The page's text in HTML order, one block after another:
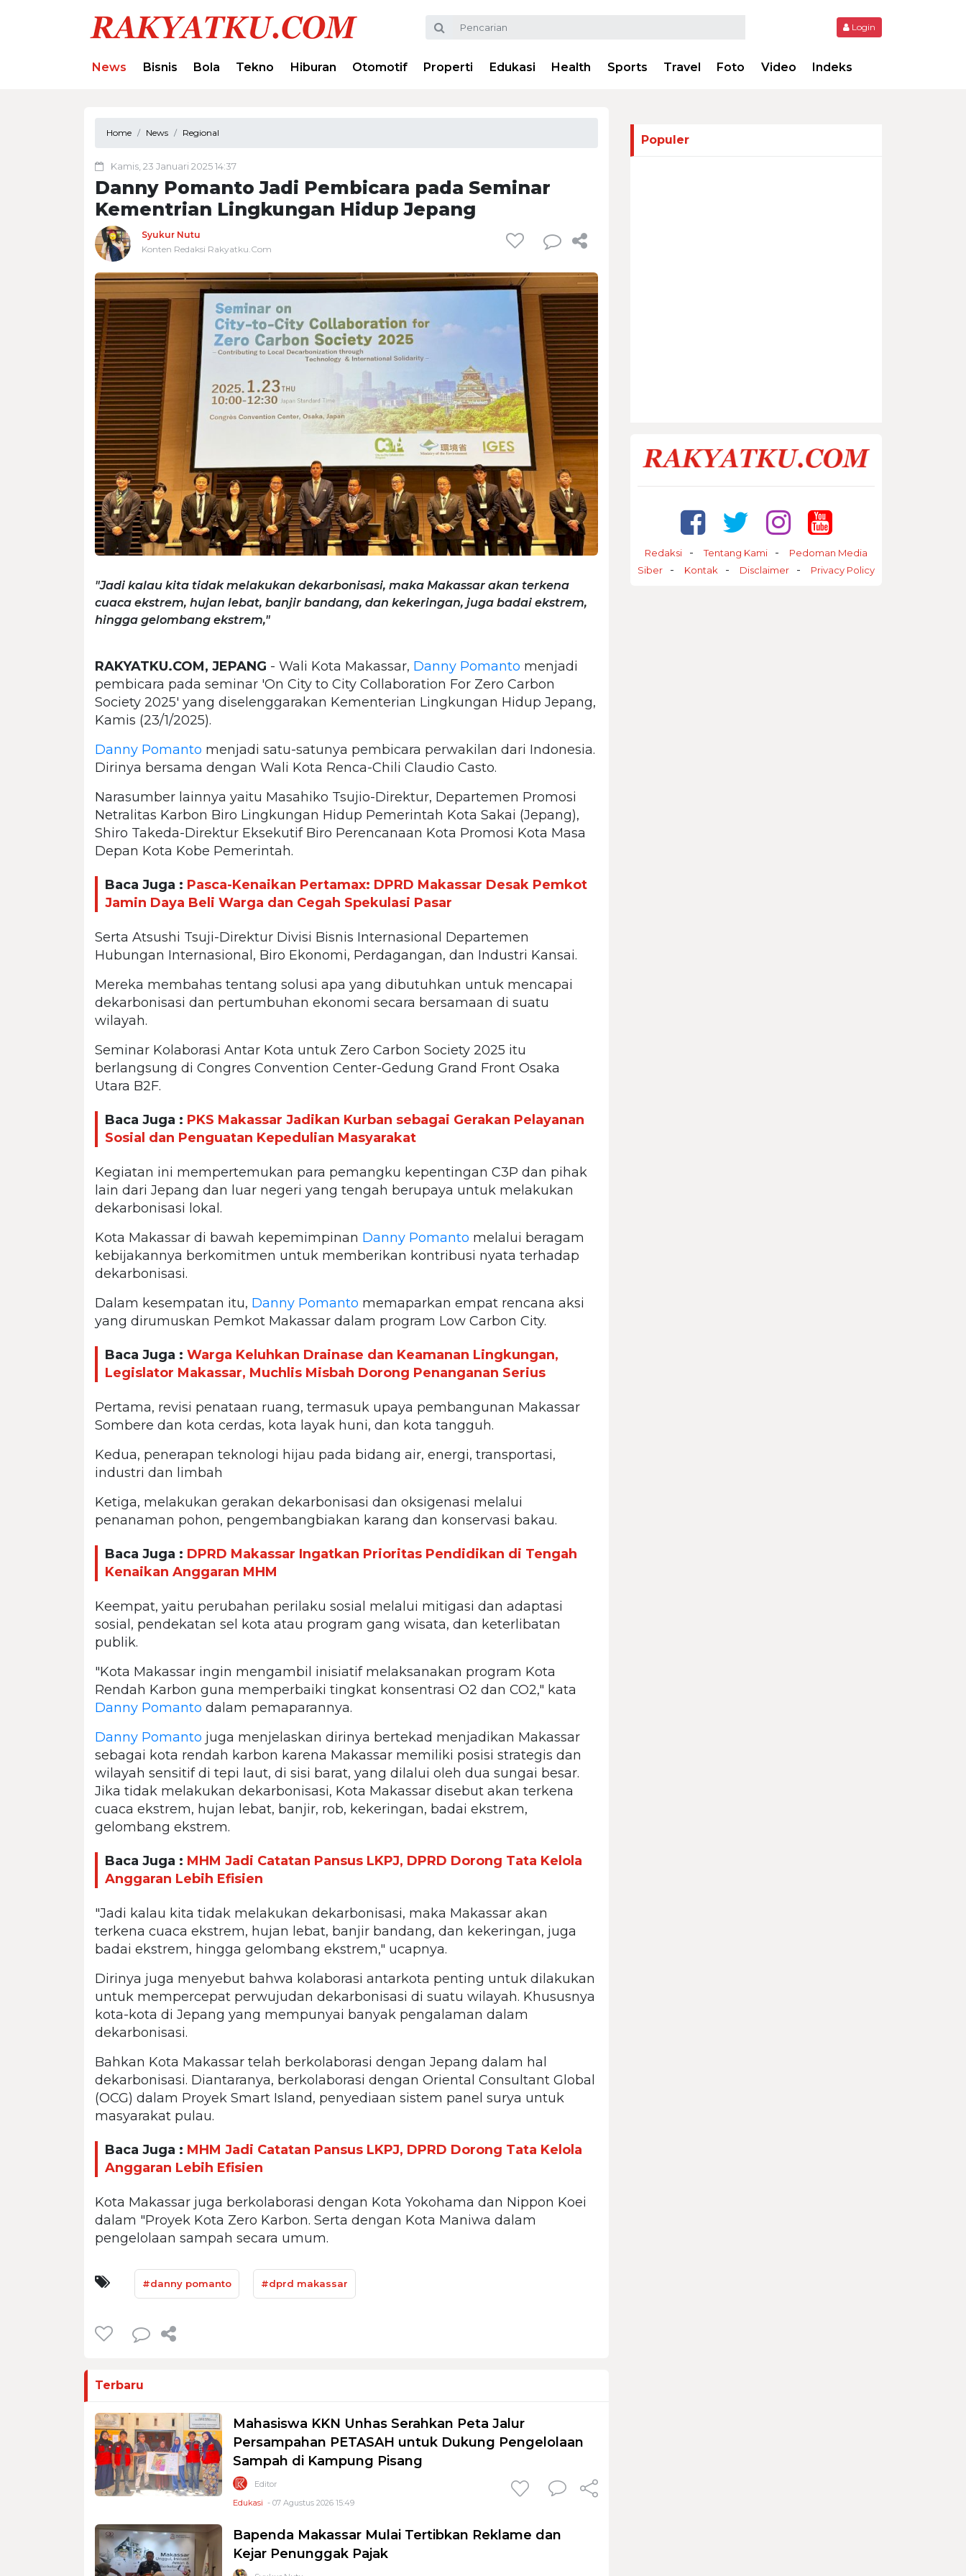
Login
News Bisnis Bola Tekno Hiburan Otomotif Properti Edukasi Health Sports Travel Foto Video Indeks
Home News Regional
Kamis, 23 Januari 2025 14:37
Danny Pomanto Jadi Pembicara pada Seminar
Kementrian Lingkungan Hidup Jepang
Syukur Nutu
Konten Redaksi Rakyatku.Com
"Jadi kalau kita tidak melakukan dekarbonisasi, maka Makassar akan terkena
cuaca ekstrem, hujan lebat, banjir bandang, dan kekeringan, juga badai ekstrem,
hingga gelombang ekstrem,"
RAKYATKU.COM, JEPANG - Wali Kota Makassar, Danny Pomanto menjadi
pembicara pada seminar 'On City to City Collaboration For Zero Carbon
Society 2025' yang diselenggarakan Kementerian Lingkungan Hidup Jepang,
Kamis (23/1/2025).
Danny Pomanto menjadi satu-satunya pembicara perwakilan dari Indonesia.
Dirinya bersama dengan Wali Kota Renca-Chili Claudio Casto.
Narasumber lainnya yaitu Masahiko Tsujio-Direktur, Departemen Promosi
Netralitas Karbon Biro Lingkungan Hidup Pemerintah Kota Sakai (Jepang),
Shiro Takeda-Direktur Eksekutif Biro Perencanaan Kota Promosi Kota Masa
Depan Kota Kobe Pemerintah.
Baca Juga : Pasca-Kenaikan Pertamax: DPRD Makassar Desak Pemkot
Jamin Daya Beli Warga dan Cegah Spekulasi Pasar
Serta Atsushi Tsuji-Direktur Divisi Bisnis Internasional Departemen
Hubungan Internasional, Biro Ekonomi, Perdagangan, dan Industri Kansai.
Mereka membahas tentang solusi apa yang dibutuhkan untuk mencapai
dekarbonisasi dan pertumbuhan ekonomi secara bersamaan di suatu
wilayah.
Seminar Kolaborasi Antar Kota untuk Zero Carbon Society 2025 itu
berlangsung di Congres Convention Center-Gedung Grand Front Osaka
Utara B2F.
Baca Juga : PKS Makassar Jadikan Kurban sebagai Gerakan Pelayanan
Sosial dan Penguatan Kepedulian Masyarakat
Kegiatan ini mempertemukan para pemangku kepentingan C3P dan pihak
lain dari Jepang dan luar negeri yang tengah berupaya untuk melakukan
dekarbonisasi lokal.
Kota Makassar di bawah kepemimpinan Danny Pomanto melalui beragam
kebijakannya berkomitmen untuk memberikan kontribusi nyata terhadap
dekarbonisasi.
Dalam kesempatan itu, Danny Pomanto memaparkan empat rencana aksi
yang dirumuskan Pemkot Makassar dalam program Low Carbon City.
Baca Juga : Warga Keluhkan Drainase dan Keamanan Lingkungan,
Legislator Makassar, Muchlis Misbah Dorong Penanganan Serius
Pertama, revisi penataan ruang, termasuk upaya pembangunan Makassar
Sombere dan kota cerdas, kota layak huni, dan kota tangguh.
Kedua, penerapan teknologi hijau pada bidang air, energi, transportasi,
industri dan limbah
Ketiga, melakukan gerakan dekarbonisasi dan oksigenasi melalui
penanaman pohon, pengembangbiakan karang dan konservasi bakau.
Baca Juga : DPRD Makassar Ingatkan Prioritas Pendidikan di Tengah
Kenaikan Anggaran MHM
Keempat, yaitu perubahan perilaku sosial melalui mitigasi dan adaptasi
sosial, pendekatan sel kota atau program gang wisata, dan keterlibatan
publik.
"Kota Makassar ingin mengambil inisiatif melaksanakan program Kota
Rendah Karbon guna memperbaiki tingkat konsentrasi O2 dan CO2," kata
Danny Pomanto dalam pemaparannya.
Danny Pomanto juga menjelaskan dirinya bertekad menjadikan Makassar
sebagai kota rendah karbon karena Makassar memiliki posisi strategis dan
wilayah sensitif di tepi laut, di sisi barat, yang dilalui oleh dua sungai besar.
Jika tidak melakukan dekarbonisasi, Kota Makassar disebut akan terkena
cuaca ekstrem, hujan lebat, banjir, rob, kekeringan, badai ekstrem,
gelombang ekstrem.
Baca Juga : MHM Jadi Catatan Pansus LKPJ, DPRD Dorong Tata Kelola
Anggaran Lebih Efisien
"Jadi kalau kita tidak melakukan dekarbonisasi, maka Makassar akan
terkena cuaca ekstrem, hujan lebat, banjir bandang, dan kekeringan, juga
badai ekstrem, hingga gelombang ekstrem," ucapnya.
Dirinya juga menyebut bahwa kolaborasi antarkota penting untuk dilakukan
untuk mempercepat perwujudan dekarbonisasi di suatu wilayah. Khususnya
kota-kota di Jepang yang mempunyai banyak pengalaman dalam
dekarbonisasi.
Bahkan Kota Makassar telah berkolaborasi dengan Jepang dalam hal
dekarbonisasi. Diantaranya, berkolaborasi dengan Oriental Consultant Global
(OCG) dalam Proyek Smart Island, penyediaan sistem panel surya untuk
masyarakat pulau.
Baca Juga : MHM Jadi Catatan Pansus LKPJ, DPRD Dorong Tata Kelola
Anggaran Lebih Efisien
Kota Makassar juga berkolaborasi dengan Kota Yokohama dan Nippon Koei
dalam "Proyek Kota Zero Karbon. Serta dengan Kota Maniwa dalam
pengelolaan sampah secara umum.
#danny pomanto #dprd makassar
Terbaru
Mahasiswa KKN Unhas Serahkan Peta Jalur
Persampahan PETASAH untuk Dukung Pengelolaan
Sampah di Kampung Pisang
Editor
Edukasi - 07 Agustus 2026 15:49
Bapenda Makassar Mulai Tertibkan Reklame dan
Kejar Penunggak Pajak
Populer
Redaksi Tentang Kami
Pedoman Media
Siber
Kontak Disclaimer Privacy Policy